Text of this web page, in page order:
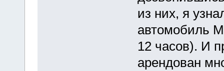
из них, я
автомобиль
12 часов). И
арендован